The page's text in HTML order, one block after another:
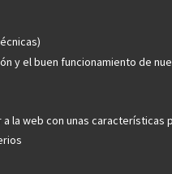
y el buen funcionamiento de
la web con unas características